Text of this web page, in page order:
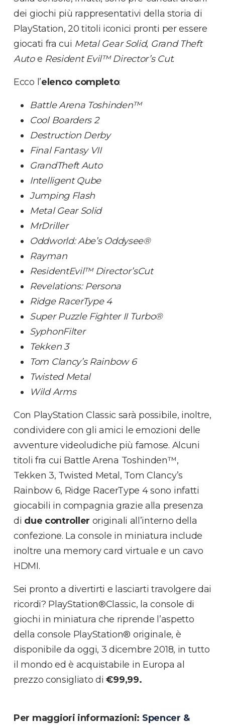
dei giochi più rappresentativi della storia di
PlayStation, 20 titoli iconici pronti per essere
giocati fra cui Metal Gear Solid, Grand Theft
Autoe Resident Evil™ Director’s Cut.
Ecco l’elenco completo:
Battle Arena Toshinden™
Cool Boarders 2
Destruction Derby
Final Fantasy VII
GrandTheft Auto
Intelligent Qube
Jumping Flash
Metal Gear Solid
MrDriller
Oddworld: Abe’s Oddysee®
Rayman
ResidentEvil™ Director’sCut
Revelations: Persona
Ridge RacerType 4
Super Puzzle Fighter II Turbo®
SyphonFilter
Tekken 3
Tom Clancy’s Rainbow 6
Twisted Metal
Wild Arms
Con PlayStation Classic sarà possibile, inoltre,
condividere con gli amici le emozioni delle
avventure videoludiche più famose. Alcuni
titoli fra cui Battle Arena Toshinden™,
Tekken 3, Twisted Metal, Tom Clancy’s
Rainbow 6, Ridge RacerType 4 sono infatti
giocabili in compagnia grazie alla presenza
di due controller originali all’interno della
confezione. La console in miniatura include
inoltre una memory card virtuale e un cavo
HDMI.
Sei pronto a divertirti e lasciarti travolgere dai
ricordi? PlayStation®Classic, la console di
giochi in miniatura che riprende l’aspetto
della console PlayStation® originale, è
disponibile da oggi, 3 dicembre 2018, in tutto
il mondo ed è acquistabile in Europa al
prezzo consigliato di€99,99.
Per maggiori informazioni: Spencer &